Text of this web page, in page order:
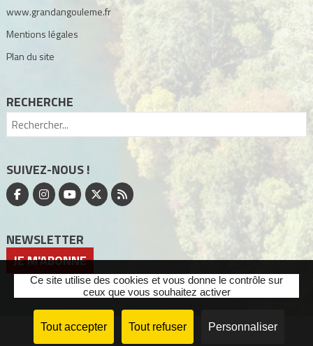
www.grandangouleme.fr
Mentions légales
Plan du site
RECHERCHE
SUIVEZ-NOUS !
NEWSLETTER
JE M'ABONNE
Ce site utilise des cookies et vous donne le contrôle sur
ceux que vous souhaitez activer
Tout accepter Tout refuser Personnaliser